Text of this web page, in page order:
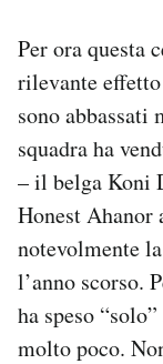
Per ora questa
rilevante
sono abbassati
squadra ha
– il belga Koni
Honest Ahanor
notevolmente
l’anno scorso.
ha speso
molto poco.